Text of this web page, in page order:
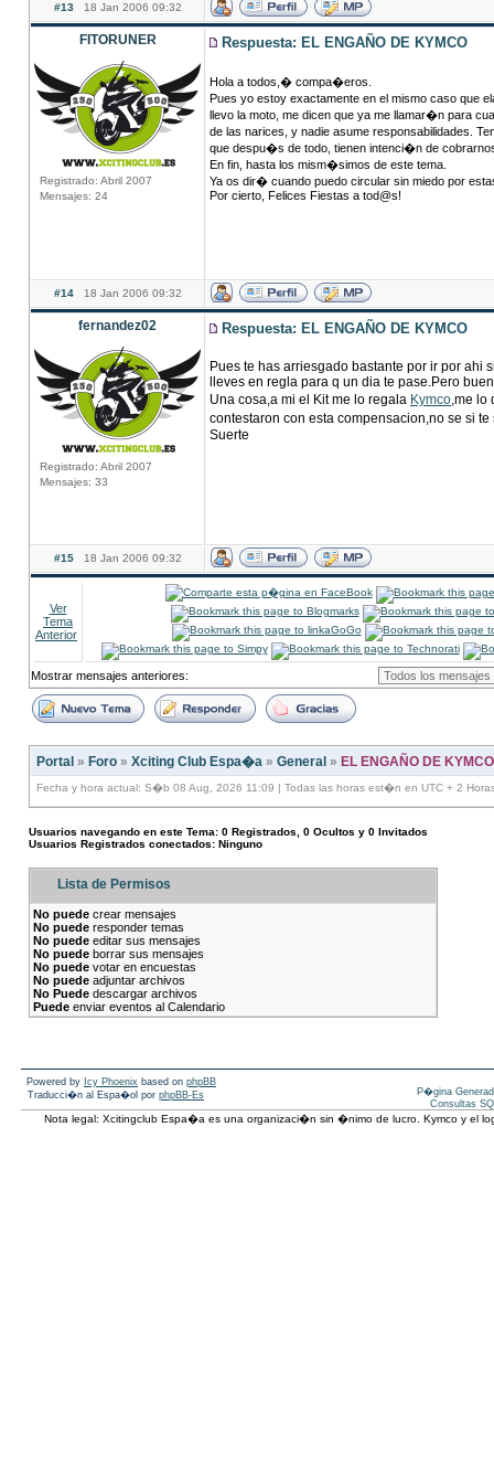
#13 18 Jan 2006 09:32
FITORUNER
Registrado: Abril 2007
Mensajes: 24
Respuesta: EL ENGAÑO DE KYMCO
Hola a todos,� compa�eros.
Pues yo estoy exactamente en el mismo caso que
llevo la moto, me dicen que ya me llamar�n para
de las narices, y nadie asume responsabilidades.
que despu�s de todo, tienen intenci�n de
En fin, hasta los mism�simos de este tema.
Ya os dir� cuando puedo circular sin miedo por
Por cierto, Felices Fiestas a tod@s!
#14 18 Jan 2006 09:32
fernandez02
Registrado: Abril 2007
Mensajes: 33
Respuesta: EL ENGAÑO DE KYMCO
Pues te has arriesgado bastante por ir por ahi
lleves en regla para q un dia te pase.Pero
Una cosa,a mi el Kit me lo regala Kymco,me lo
contestaron con esta compensacion,no se si
Suerte
#15 18 Jan 2006 09:32
Ver
Tema
Anterior
Mostrar mensajes anteriores:
Portal » Foro » Xciting Club Espa�a » General » EL ENGAÑO DE KYMCO
Fecha y hora actual: S�b 08 Aug, 2026 11:09 | Todas las horas est�n en UTC + 2
Usuarios navegando en este Tema: 0 Registrados, 0 Ocultos y 0 Invitados
Usuarios Registrados conectados: Ninguno
Lista de Permisos
No puede crear mensajes
No puede responder temas
No puede editar sus mensajes
No puede borrar sus mensajes
No puede votar en encuestas
No puede adjuntar archivos
No Puede descargar archivos
Puede enviar eventos al Calendario
Powered by Icy Phoenix based on phpBB
Traducci�n al Espa�ol por phpBB-Es
P�gina
Consultas
Nota legal: Xcitingclub Espa�a es una organizaci�n sin �nimo de lucro. Kymco y el